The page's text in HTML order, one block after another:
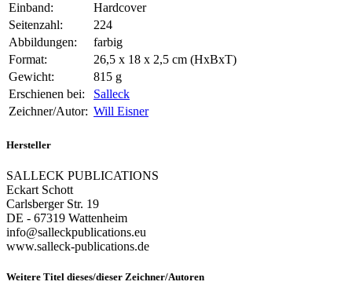
Einband:
Hardcover
Seitenzahl:
224
Abbildungen:
farbig
Format:
26,5 x 18 x 2,5 cm (HxBxT)
Gewicht:
815 g
Erschienen bei:
Salleck
Zeichner/Autor: Will Eisner
Hersteller
SALLECK PUBLICATIONS
Eckart Schott
Carlsberger Str. 19
DE - 67319 Wattenheim
info@salleckpublications.eu
www.salleck-publications.de
Weitere Titel dieses/dieser Zeichner/Autoren